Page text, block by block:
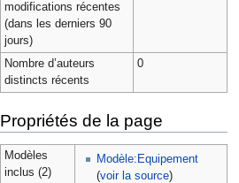
modifications récentes
(dans les derniers 90
jours)
Nombre d’auteurs
distincts récents
0
Propriétés de la page
Modèles
inclus (2)
Modèle:Equipement
(voir la source)